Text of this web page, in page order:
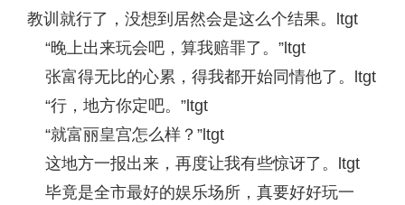
教训就行了，没想到居然会是这么个结果。ltgt
“晚上出来玩会吧，算我赔罪了。”ltgt
张富得无比的心累，得我都开始同情他了。ltgt
“行，地方你定吧。”ltgt
“就富丽皇宫怎么样？”ltgt
这地方一报出来，再度让我有些惊讶了。ltgt
毕竟是全市最好的娱乐场所，真要好好玩一